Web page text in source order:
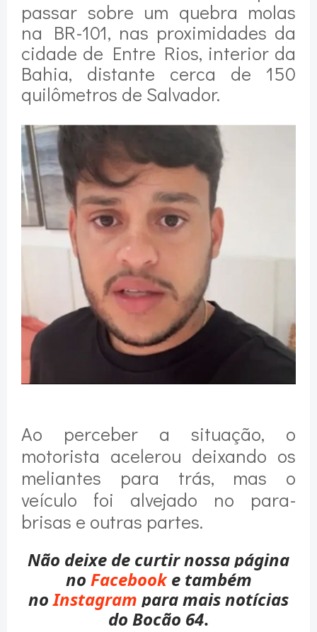
passar sobre um quebra molas
na BR-101, nas proximidades da
cidade de Entre Rios, interior da
Bahia, distante cerca de 150
quilômetros de Salvador.
Ao perceber a situação, o
motorista acelerou deixando os
meliantes para trás, mas o
veículo foi alvejado no para-
brisas e outras partes.
Não deixe de curtir nossa página
no Facebooke também
noInstagram para mais notícias
do Bocão 64.